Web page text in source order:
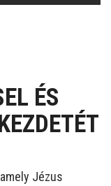
ÉS
Jézus